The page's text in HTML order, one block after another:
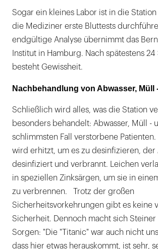
Sogar ein kleines Labor ist in die
die Mediziner erste Bluttests
endgültige Analyse übernimmt das
Institut in Hamburg. Nach spätestens 24
besteht Gewissheit.
Nachbehandlung von Abwasser, Müll
Schließlich wird alles, was die Station
besonders behandelt: Abwasser, Müll -
schlimmsten Fall verstorbene Patienten.
wird erhitzt, um es zu desinfizieren, der
desinfiziert und verbrannt. Leichen
in speziellen Zinksärgen, um sie in
zu verbrennen. Trotz der großen
Sicherheitsvorkehrungen gibt es keine
Sicherheit. Dennoch macht sich
Sorgen: "Die "Titanic" war auch nicht
dass hier etwas herauskommt, ist sehr,